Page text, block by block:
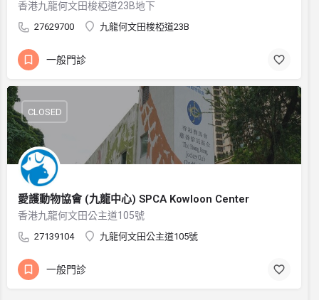
香港九龍何文田梭椏道23B地下
27629700 九龍何文田梭椏道23B
一般門診
愛護動物協會 (九龍中心) SPCA Kowloon Center
香港九龍何文田公主道105號
27139104 九龍何文田公主道105號
CLOSED
一般門診